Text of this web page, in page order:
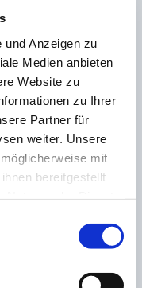
und Anzeigen zu
Medien anbieten
Website zu
zu Ihrer
Partner für
weiter. Unsere
mit
bereitgestellt
wie
und
Stärkung mit-
den einzelnen
und was haben